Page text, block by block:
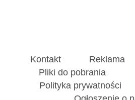
Kontakt Reklama
Pliki do pobrania
Polityka prywatności